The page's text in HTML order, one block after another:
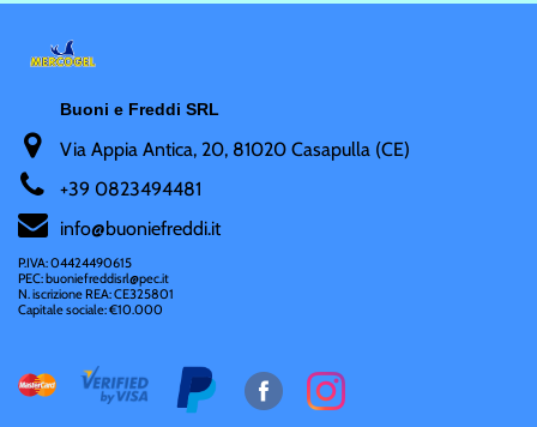
Buoni e Freddi SRL
Via Appia Antica, 20, 81020 Casapulla (CE)
+39 0823494481
info@buoniefreddi.it
P.IVA: 04424490615
PEC: buoniefreddisrl@pec.it
N. iscrizione REA: CE325801
Capitale sociale: €10.000